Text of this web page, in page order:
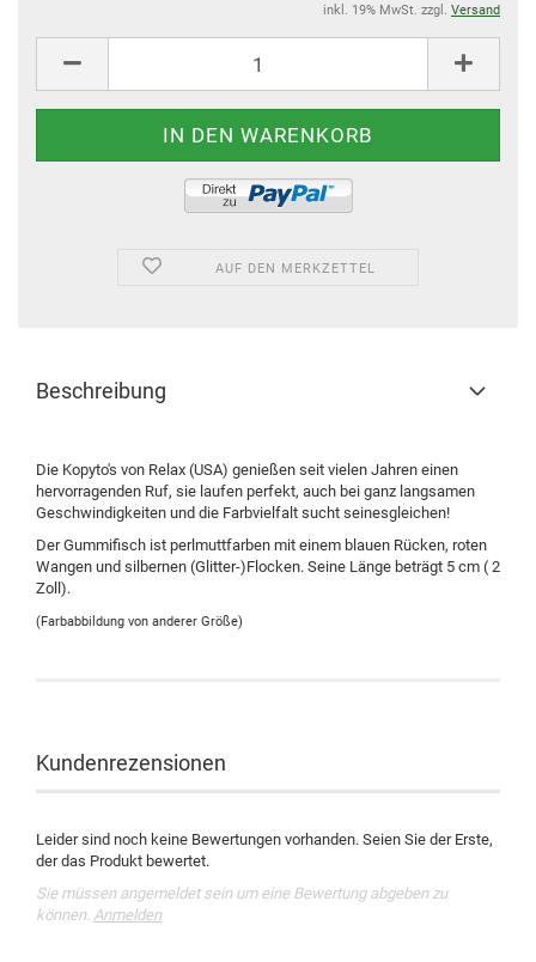
inkl. 19% MwSt. zzgl. Versand
AUF DEN MERKZETTEL
Beschreibung
Die Kopyto's von Relax (USA) genießen seit vielen Jahren einen
hervorragenden Ruf, sie laufen perfekt, auch bei ganz langsamen
Geschwindigkeiten und die Farbvielfalt sucht seinesgleichen!
Der Gummifisch ist perlmuttfarben mit einem blauen Rücken, roten
Wangen und silbernen (Glitter-)Flocken. Seine Länge beträgt 5 cm ( 2
Zoll).
(Farbabbildung von anderer Größe)
Kundenrezensionen
Leider sind noch keine Bewertungen vorhanden. Seien Sie der Erste,
der das Produkt bewertet.
Sie müssen angemeldet sein um eine Bewertung abgeben zu
können. Anmelden